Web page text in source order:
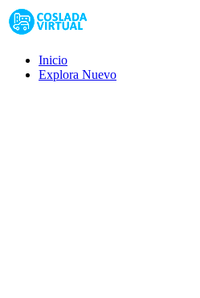
Inicio
Explora Nuevo